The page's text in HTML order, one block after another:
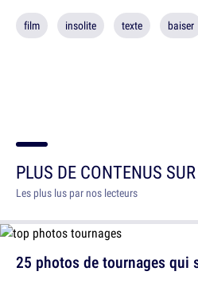
film insolite texte baiser
PLUS DE CONTENUS SUR
Les plus lus par nos lecteurs
25 photos de tournages qui